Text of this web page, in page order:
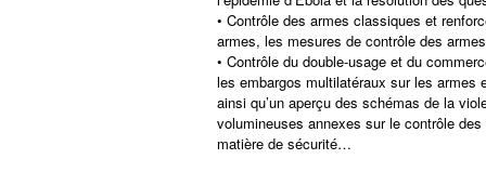
• Contrôle des armes classiques et
armes, les mesures de contrôle des
• Contrôle du double-usage et du
les embargos multilatéraux sur les
ainsi qu’un aperçu des schémas de la
volumineuses annexes sur le contrôle
matière de sécurité…